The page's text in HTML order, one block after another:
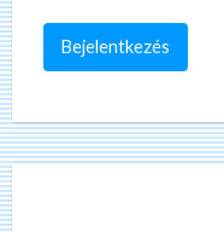
Bejelentkezés